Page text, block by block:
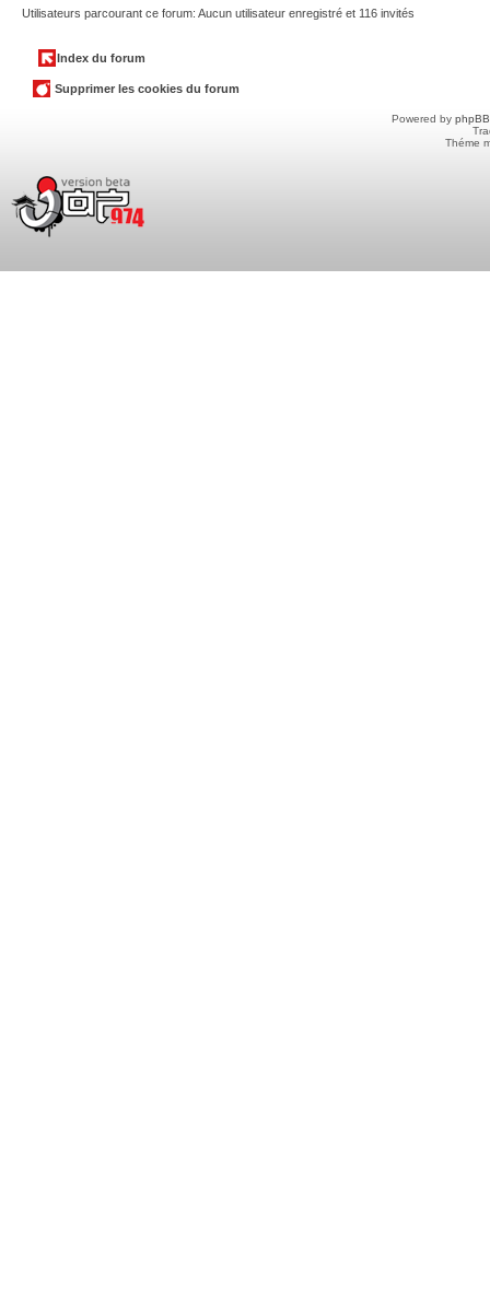
Utilisateurs parcourant ce forum: Aucun utilisateur enregistré et 116 invités
Index du forum
Supprimer les cookies du forum
Powered by phpBB
Théme